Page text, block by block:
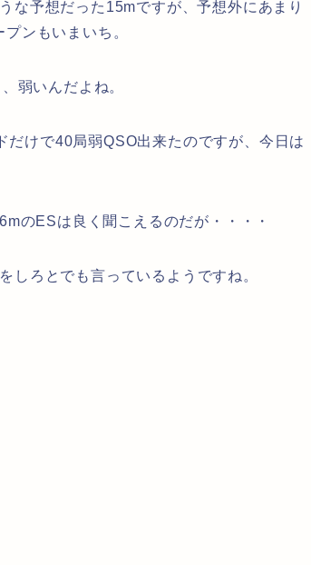
予想だった15mですが、予想外にあまり
ンもいまいち。
弱いんだよね。
けで40局弱QSO出来たのですが、今日は
のESは良く聞こえるのだが・・・・
ろとでも言っているようですね。